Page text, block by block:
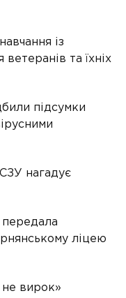
із
та їхніх
підсумки
нагадує
передала
ліцею
не вирок»